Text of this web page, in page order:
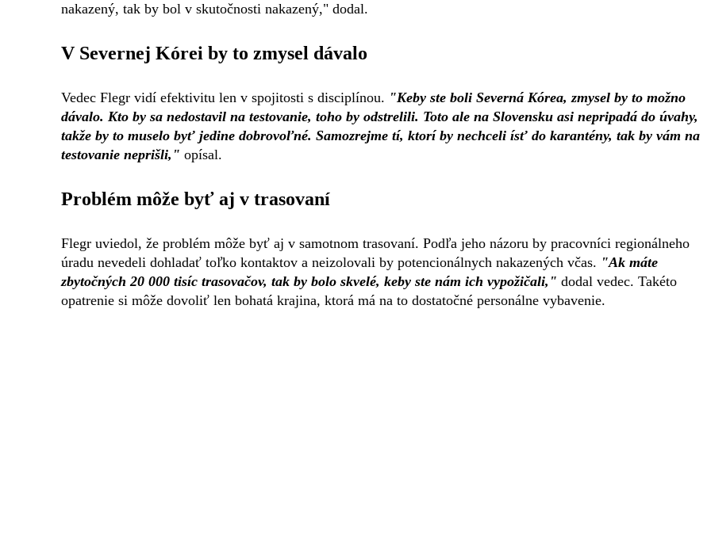
nakazený, tak by bol v skutočnosti nakazený," dodal.
V Severnej Kórei by to zmysel dávalo
Vedec Flegr vidí efektivitu len v spojitosti s disciplínou. "Keby ste boli Severná Kórea, zmysel by to možno
dávalo. Kto by sa nedostavil na testovanie, toho by odstrelili. Toto ale na Slovensku asi nepripadá do úvahy,
takže by to muselo byť jedine dobrovoľné. Samozrejme tí, ktorí by nechceli ísť do karantény, tak by vám na
testovanie neprišli," opísal.
Problém môže byť aj v trasovaní
Flegr uviedol, že problém môže byť aj v samotnom trasovaní. Podľa jeho názoru by pracovníci regionálneho
úradu nevedeli dohladať toľko kontaktov a neizolovali by potencionálnych nakazených včas. "Ak máte
zbytočných 20 000 tisíc trasovačov, tak by bolo skvelé, keby ste nám ich vypožičali," dodal vedec. Takéto
opatrenie si môže dovoliť len bohatá krajina, ktorá má na to dostatočné personálne vybavenie.